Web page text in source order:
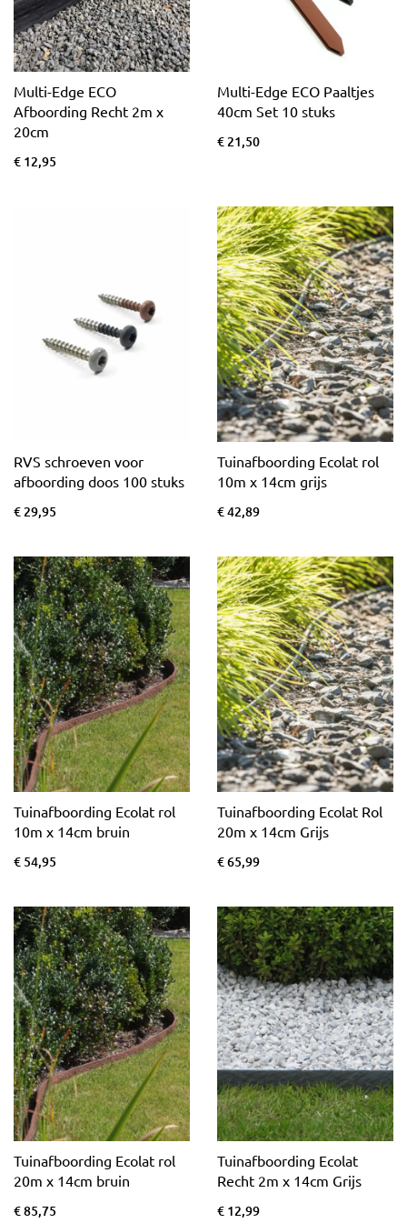
Multi-Edge ECO
Afboording Recht 2m x
20cm
€ 12,95
Multi-Edge ECO Paaltjes
40cm Set 10 stuks
€ 21,50
RVS schroeven voor
afboording doos 100 stuks
€ 29,95
Tuinafboording Ecolat rol
10m x 14cm grijs
€ 42,89
Tuinafboording Ecolat rol
10m x 14cm bruin
€ 54,95
Tuinafboording Ecolat Rol
20m x 14cm Grijs
€ 65,99
Tuinafboording Ecolat rol
20m x 14cm bruin
€ 85,75
Tuinafboording Ecolat
Recht 2m x 14cm Grijs
€ 12,99